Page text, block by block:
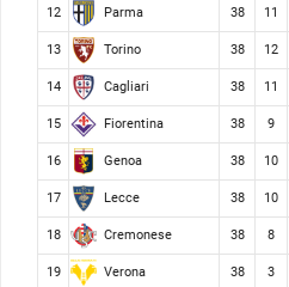
12 Parma 38 11
13 Torino 38 12
14 Cagliari 38 11
15 Fiorentina 38 9
16 Genoa 38 10
17 Lecce 38 10
18 Cremonese 38 8
19 Verona 38 3